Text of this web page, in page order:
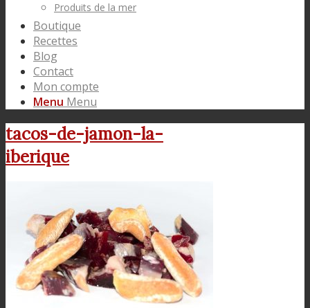
Produits de la mer
Boutique
Recettes
Blog
Contact
Mon compte
Menu Menu
tacos-de-jamon-la-
iberique